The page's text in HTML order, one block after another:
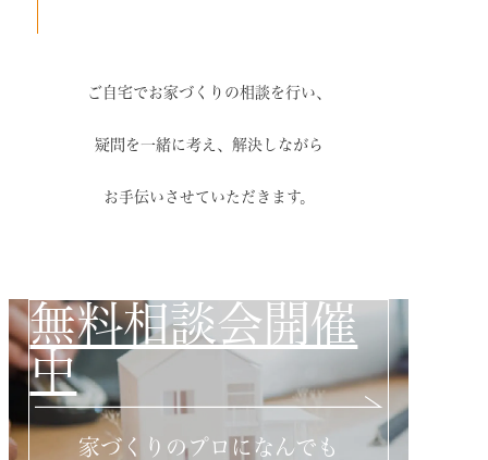
ご自宅でお家づくりの相談を行い、
疑問を一緒に考え、解決しながら
お手伝いさせていただきます。
無料相談会開催
中
家づくりのプロになんでも